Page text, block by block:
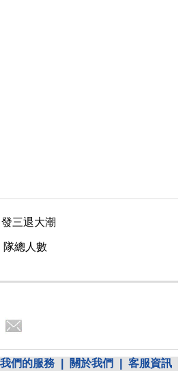
三退大潮
隊總人數
我們的服務 關於我們
客服資訊